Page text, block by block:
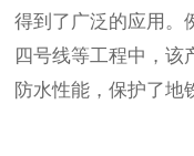
得到了广泛的应用。
四号线等工程中，该
防水性能，保护了地